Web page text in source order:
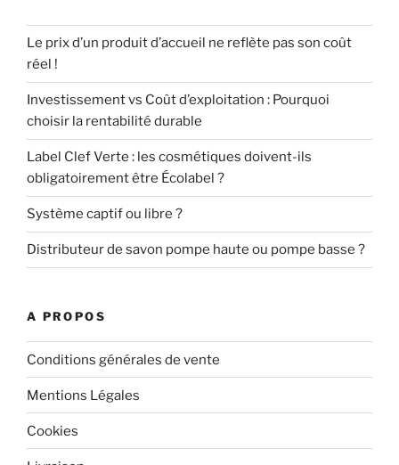
Le prix d’un produit d’accueil ne reflète pas son coût
réel !
Investissement vs Coût d’exploitation : Pourquoi
choisir la rentabilité durable
Label Clef Verte : les cosmétiques doivent-ils
obligatoirement être Écolabel ?
Système captif ou libre ?
Distributeur de savon pompe haute ou pompe basse ?
A PROPOS
Conditions générales de vente
Mentions Légales
Cookies